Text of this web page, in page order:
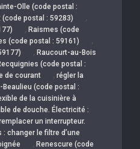
Olle (code postal :
postal : 59283) ,
, Raismes (code
(code postal : 59161) ,
, Raucourt-au-Bois
(code postal :
de courant , régler la
Beaulieu (code postal :
de la cuisinière à
de douche. Électricité :
un interrupteur.
changer le filtre d’une
, Renescure (code